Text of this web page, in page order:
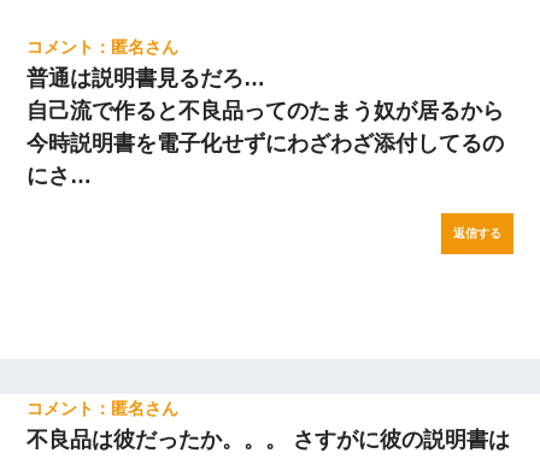
匿名
普通は説明書見るだろ…
自己流で作ると不良品ってのたまう奴が居るから
今時説明書を電子化せずにわざわざ添付してるの
にさ…
返信する
匿名
不良品は彼だったか。。。 さすがに彼の説明書は